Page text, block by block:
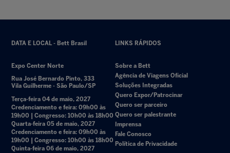
DATA E LOCAL - Bett Brasil
Expo Center Norte
Rua José Bernardo Pinto, 333
Vila Guilherme - São Paulo/SP
Terça-feira 04 de maio, 2027
Credenciamento e feira: 09h00 às
19h00 | Congresso: 10h00 às 18h00
Quarta-feira 05 de maio, 2027
Credenciamento e feira: 09h00 às
19h00 | Congresso: 10h00 às 18h00
Quinta-feira 06 de maio, 2027
LINKS RÁPIDOS
Sobre a Bett
Agência de Viagens Oficial
Soluções Integradas
Quero Expor/Patrocinar
Quero ser parceiro
Quero ser palestrante
Imprensa
Fale Conosco
Política de Privacidade